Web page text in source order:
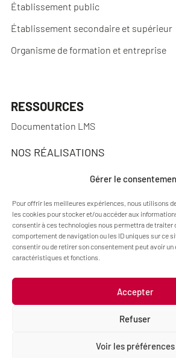
Gérer le
Pour offrir les meilleures expériences, nous utilisons
les cookies pour stocker et/ou accéder aux
consentir à ces technologies nous permettra de traiter
comportement de navigation ou les ID uniques sur ce
consentir ou de retirer son consentement peut avoir
caractéristiques et fonctions.
Accepter
Refuser
Voir les préférences
Établissement public
Établissement secondaire et supérieur
Organisme de formation et entreprise
RESSOURCES
Documentation LMS
NOS RÉALISATIONS
A PROPOS
Actualités
Mentions légalesPolitique de